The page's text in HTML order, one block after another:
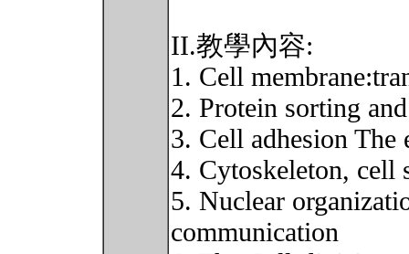
II.教學內容:
1. Cell
2. Protein sorting
3. Cell adhesion
4. Cytoskeleton, cell
5. Nuclear
communication